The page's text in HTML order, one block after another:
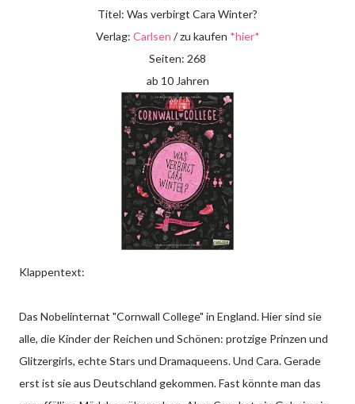
Titel: Was verbirgt Cara Winter?
Verlag: Carlsen / zu kaufen *hier*
Seiten: 268
ab 10 Jahren
Klappentext:
Das Nobelinternat "Cornwall College" in England. Hier sind sie
alle, die Kinder der Reichen und Schönen: protzige Prinzen und
Glitzergirls, echte Stars und Dramaqueens. Und Cara. Gerade
erst ist sie aus Deutschland gekommen. Fast könnte man das